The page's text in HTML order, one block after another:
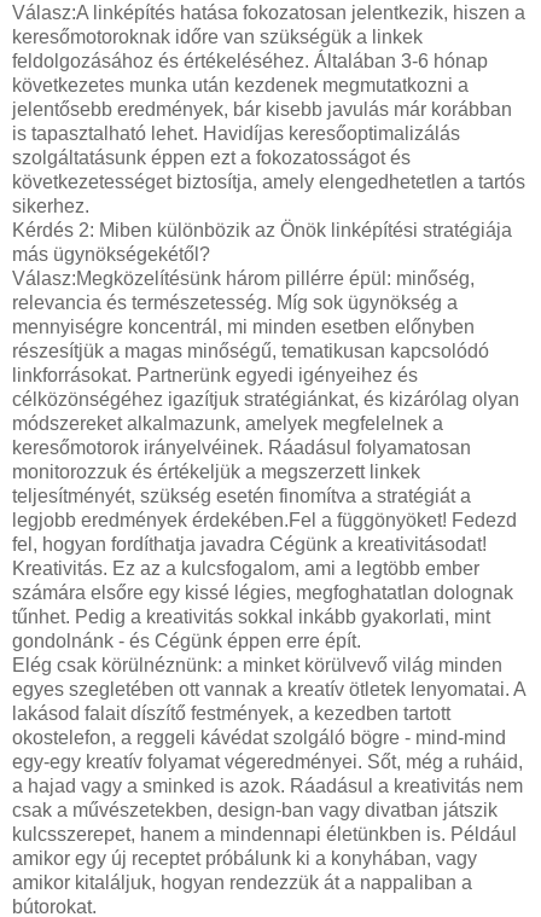
Válasz:A linképítés hatása fokozatosan jelentkezik, hiszen a
keresőmotoroknak időre van szükségük a linkek
feldolgozásához és értékeléséhez. Általában 3-6 hónap
következetes munka után kezdenek megmutatkozni a
jelentősebb eredmények, bár kisebb javulás már korábban
is tapasztalható lehet. Havidíjas keresőoptimalizálás
szolgáltatásunk éppen ezt a fokozatosságot és
következetességet biztosítja, amely elengedhetetlen a tartós
sikerhez.
Kérdés 2: Miben különbözik az Önök linképítési stratégiája
más ügynökségekétől?
Válasz:Megközelítésünk három pillérre épül: minőség,
relevancia és természetesség. Míg sok ügynökség a
mennyiségre koncentrál, mi minden esetben előnyben
részesítjük a magas minőségű, tematikusan kapcsolódó
linkforrásokat. Partnerünk egyedi igényeihez és
célközönségéhez igazítjuk stratégiánkat, és kizárólag olyan
módszereket alkalmazunk, amelyek megfelelnek a
keresőmotorok irányelvéinek. Ráadásul folyamatosan
monitorozzuk és értékeljük a megszerzett linkek
teljesítményét, szükség esetén finomítva a stratégiát a
legjobb eredmények érdekében.Fel a függönyöket! Fedezd
fel, hogyan fordíthatja javadra Cégünk a kreativitásodat!
Kreativitás. Ez az a kulcsfogalom, ami a legtöbb ember
számára elsőre egy kissé légies, megfoghatatlan dolognak
tűnhet. Pedig a kreativitás sokkal inkább gyakorlati, mint
gondolnánk - és Cégünk éppen erre épít.
Elég csak körülnéznünk: a minket körülvevő világ minden
egyes szegletében ott vannak a kreatív ötletek lenyomatai. A
lakásod falait díszítő festmények, a kezedben tartott
okostelefon, a reggeli kávédat szolgáló bögre - mind-mind
egy-egy kreatív folyamat végeredményei. Sőt, még a ruháid,
a hajad vagy a sminked is azok. Ráadásul a kreativitás nem
csak a művészetekben, design-ban vagy divatban játszik
kulcsszerepet, hanem a mindennapi életünkben is. Például
amikor egy új receptet próbálunk ki a konyhában, vagy
amikor kitaláljuk, hogyan rendezzük át a nappaliban a
bútorokat.